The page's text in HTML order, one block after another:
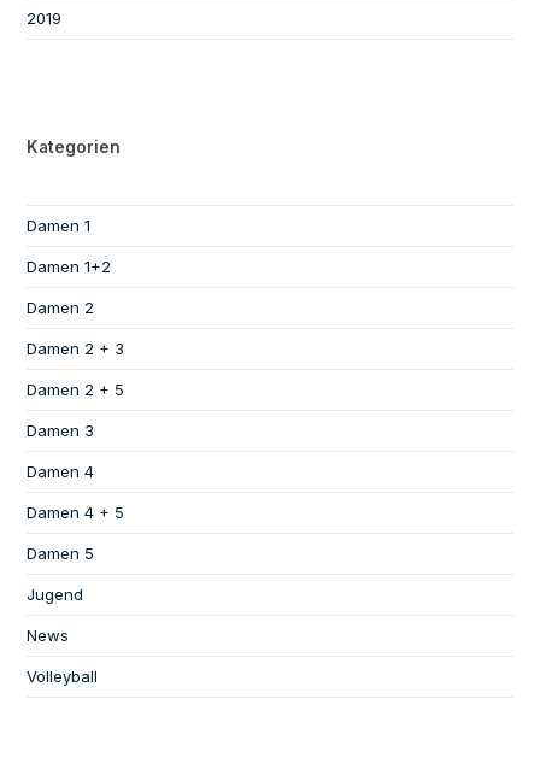
2019
Kategorien
Damen 1
Damen 1+2
Damen 2
Damen 2 + 3
Damen 2 + 5
Damen 3
Damen 4
Damen 4 + 5
Damen 5
Jugend
News
Volleyball